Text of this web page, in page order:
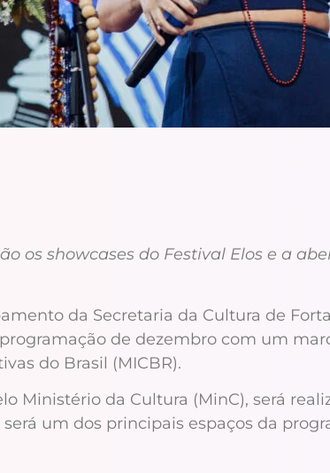
os showcases do Festival Elos e a
da Secretaria da Cultura de
de dezembro com um
do Brasil (MICBR).
Ministério da Cultura (MinC), será
um dos principais espaços da